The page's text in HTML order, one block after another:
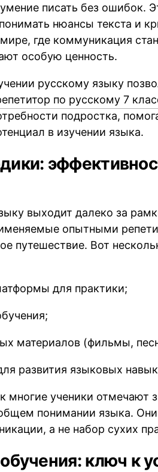
писать без ошибок.
нюансы текста и
где коммуникация
особую ценность.
русскому языку
по русскому 7
подростка,
в изучении языка.
выходит далеко за
опытными
путешествие. Вот
для практики;
материалов (фильмы,
развития языковых
многие ученики отмечают
понимании языка.
а не набор сухих
ключ к